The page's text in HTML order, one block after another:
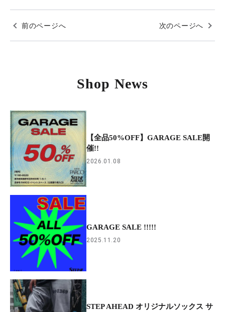
前のページへ 次のページへ
Shop News
【全品50%OFF】GARAGE SALE開
催!!
2026.01.08
GARAGE SALE !!!!!
2025.11.20
STEP AHEAD オリジナルソックス サ